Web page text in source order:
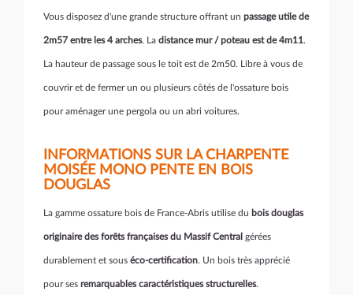
Vous disposez d'une grande structure offrant un passage utile de
2m57 entre les 4 arches. La distance mur / poteau est de 4m11.
La hauteur de passage sous le toit est de 2m50. Libre à vous de
couvrir et de fermer un ou plusieurs côtés de l'ossature bois
pour aménager une pergola ou un abri voitures.
INFORMATIONS SUR LA CHARPENTE
MOISÉE MONO PENTE EN BOIS
DOUGLAS
La gamme ossature bois de France-Abris utilise du bois douglas
originaire des forêts françaises du Massif Central gérées
durablement et sous éco-certification. Un bois très apprécié
pour ses remarquables caractéristiques structurelles.